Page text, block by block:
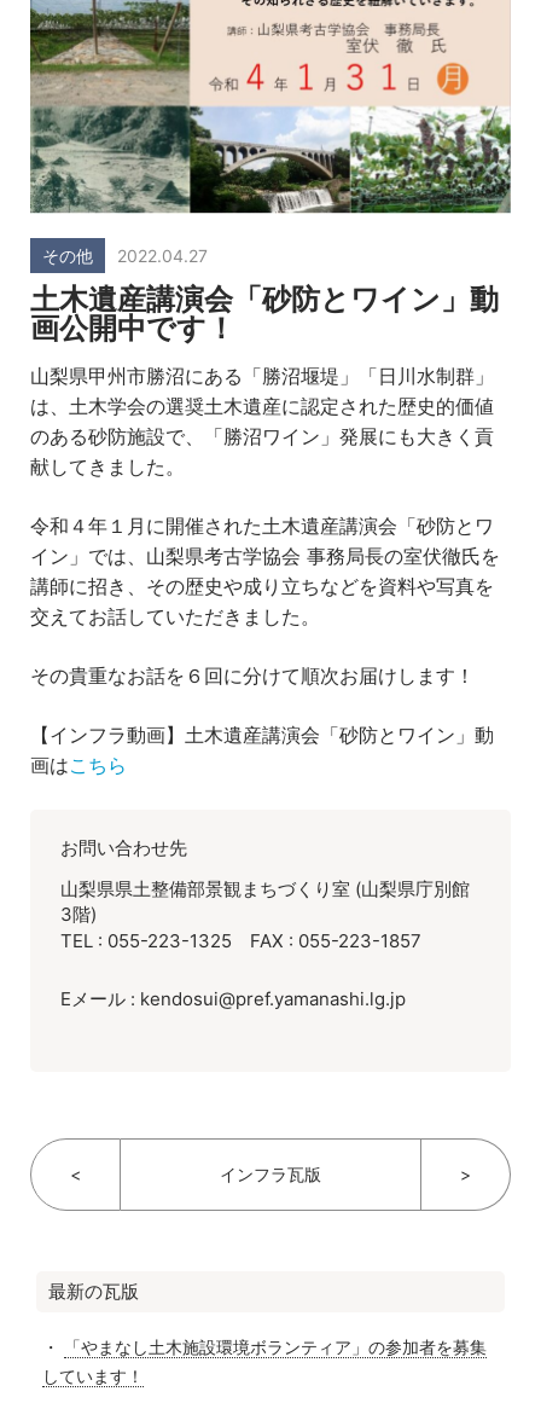
その他 2022.04.27
土木遺産講演会「砂防とワイン」動
画公開中です！
山梨県甲州市勝沼にある「勝沼堰堤」「日川水制群」
は、土木学会の選奨土木遺産に認定された歴史的価値
のある砂防施設で、「勝沼ワイン」発展にも大きく貢
献してきました。
令和４年１月に開催された土木遺産講演会「砂防とワ
イン」では、山梨県考古学協会 事務局長の室伏徹氏を
講師に招き、その歴史や成り立ちなどを資料や写真を
交えてお話していただきました。
その貴重なお話を６回に分けて順次お届けします！
【インフラ動画】土木遺産講演会「砂防とワイン」動
画はこちら
お問い合わせ先
山梨県県土整備部景観まちづくり室 (山梨県庁別館
3階)
TEL : 055-223-1325 FAX : 055-223-1857
Eメール : kendosui@pref.yamanashi.lg.jp
< インフラ瓦版 >
最新の瓦版
「やまなし土木施設環境ボランティア」の参加者を募集
しています！